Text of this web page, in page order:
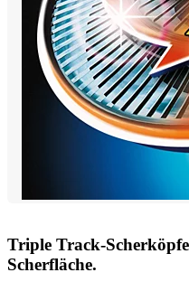
Triple Track-
Scherfläche.